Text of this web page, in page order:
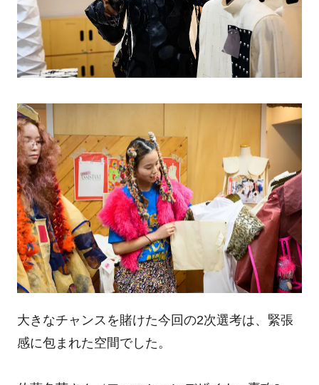
大きなチャンスを賭けた今回の2次選考は、緊張
感に包まれた空間でした。